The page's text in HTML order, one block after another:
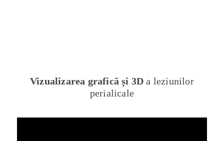
Vizualizarea grafică și 3Da leziunilor
perialicale